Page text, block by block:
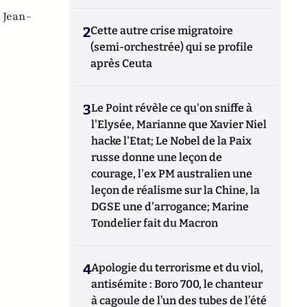
Jean-
2Cette autre crise migratoire
(semi-orchestrée) qui se profile
après Ceuta
3Le Point révèle ce qu'on sniffe à
l'Elysée, Marianne que Xavier Niel
hacke l'Etat; Le Nobel de la Paix
russe donne une leçon de
courage, l'ex PM australien une
leçon de réalisme sur la Chine, la
DGSE une d'arrogance; Marine
Tondelier fait du Macron
4Apologie du terrorisme et du viol,
antisémite : Boro 700, le chanteur
à cagoule de l’un des tubes de l’été